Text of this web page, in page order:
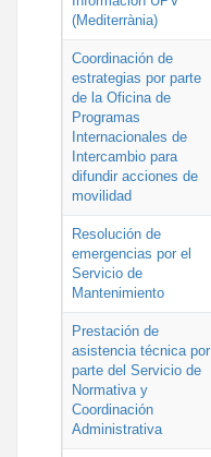
(Mediterrània)
Coordinación de
estrategias por parte
de la Oficina de
Programas
Internacionales de
Intercambio para
difundir acciones de
movilidad
Resolución de
emergencias por el
Servicio de
Mantenimiento
Prestación de
asistencia técnica por
parte del Servicio de
Normativa y
Coordinación
Administrativa